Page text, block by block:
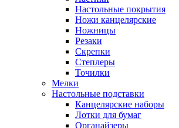
Настольные покрытия
Ножи канцелярские
Ножницы
Резаки
Скрепки
Степлеры
Точилки
Мелки
Настольные подставки
Канцелярские наборы
Лотки для бумаг
Органайзеры